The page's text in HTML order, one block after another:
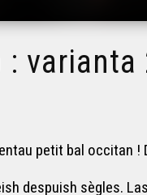
petit bal occitan !
despuish sègles.